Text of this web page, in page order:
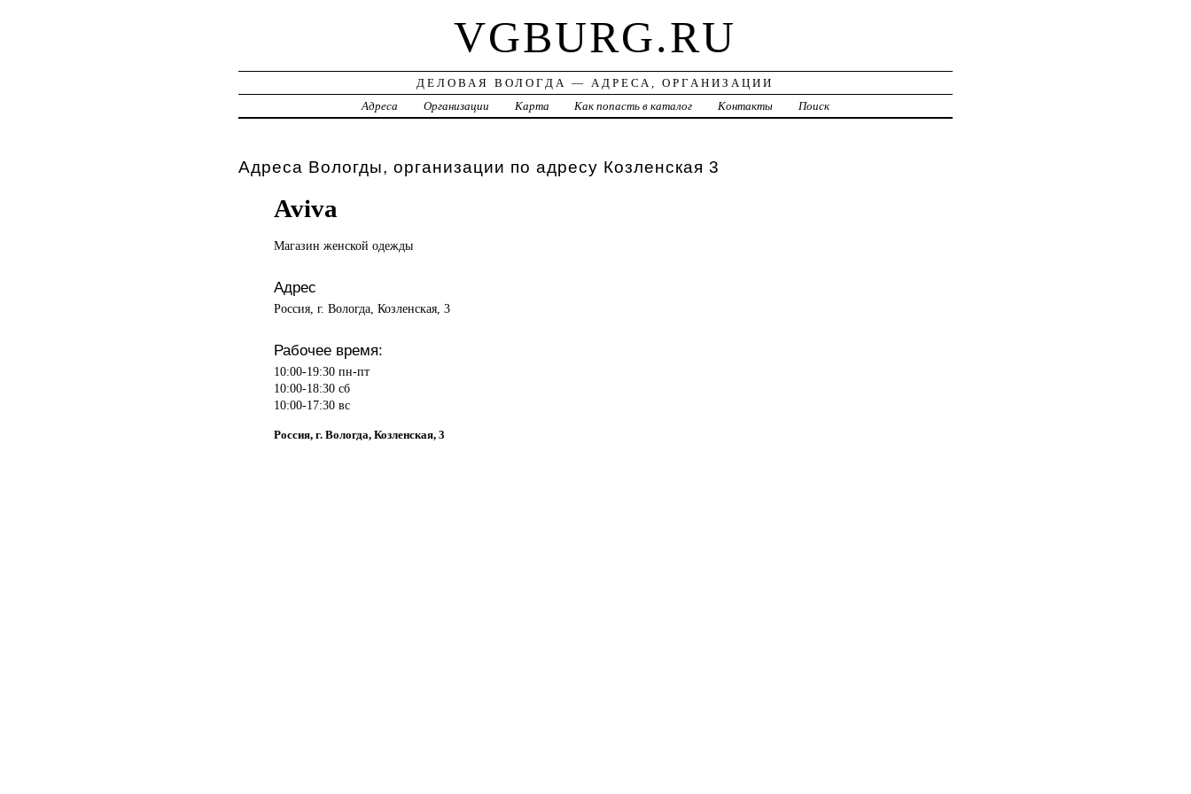
VGBURG.RU
ДЕЛОВАЯ ВОЛОГДА — АДРЕСА, ОРГАНИЗАЦИИ
Адреса
Организации Карта Как попасть в каталог Контакты Поиск
Адреса Вологды, организации по адресу Козленская 3
Aviva
Магазин женской одежды
Адрес
Россия, г. Вологда, Козленская, 3
Рабочее время:
10:00-19:30 пн-пт
10:00-18:30 сб
10:00-17:30 вс
Россия, г. Вологда, Козленская, 3